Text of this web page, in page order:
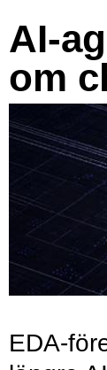
AI-
om
EDA-